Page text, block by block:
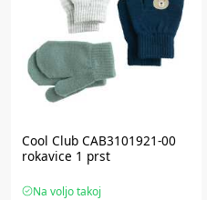
Cool Club CAB3101921-00
rokavice 1 prst
Na voljo takoj